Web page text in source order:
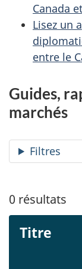
Canada
Lisez un
entre le
Guides,
marchés
Filtres
0 résultats
Titre